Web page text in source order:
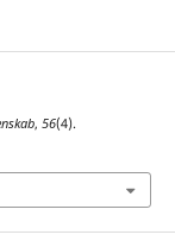
, 56(4).